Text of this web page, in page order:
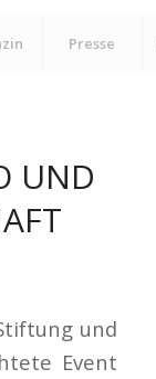
Presse
UND
und
Event